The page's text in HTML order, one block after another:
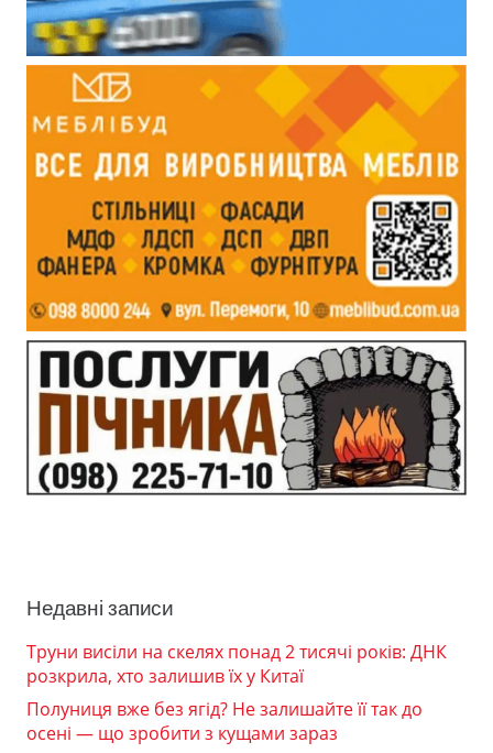
Недавні записи
Труни висіли на скелях понад 2 тисячі років: ДНК
розкрила, хто залишив їх у Китаї
Полуниця вже без ягід? Не залишайте її так до
осені — що зробити з кущами зараз